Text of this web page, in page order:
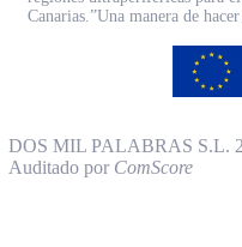
Canarias.”Una manera de
DOS MIL PALABRAS S.L.
Auditado por ComScore